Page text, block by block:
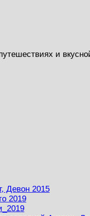
и
Девон 2015
2019